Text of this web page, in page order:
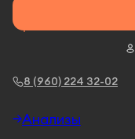
8 (960) 224 32-02
Анализы